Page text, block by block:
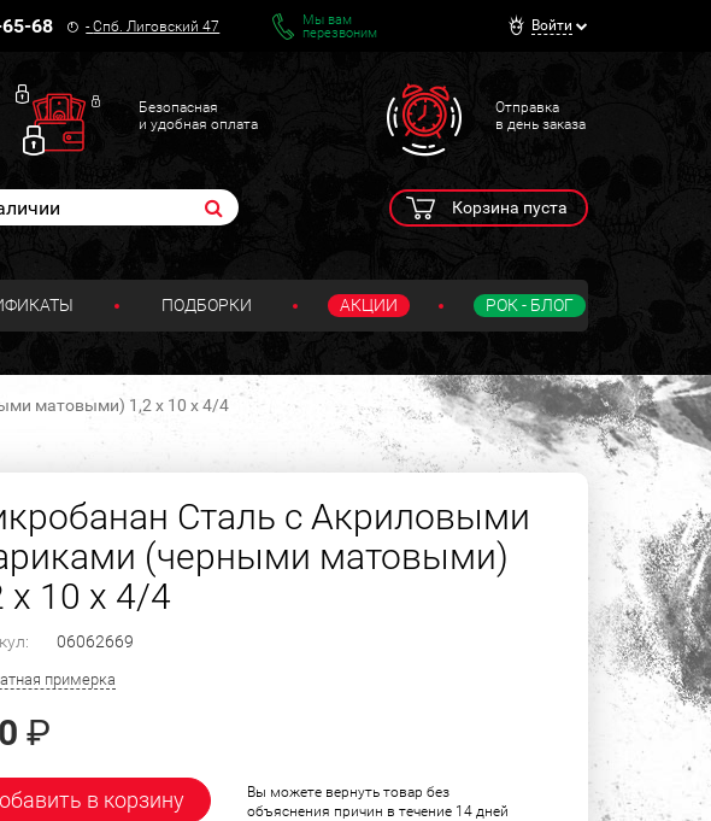
68 -Спб. Лиговский 47
Мы вам
перезвоним
Войти
Безопасная
и удобная оплата
Отправка
в день заказа
Корзина пуста
ПОДБОРКИ АКЦИИ РОК - БЛОГ
матовыми) 1,2 х 10 х 4/4
Сталь с Акриловыми
(черными матовыми)
х 10 х 4/4
06062669
примерка
₽
в корзину
Вы можете вернуть товар без
объяснения причин в течение 14 дней